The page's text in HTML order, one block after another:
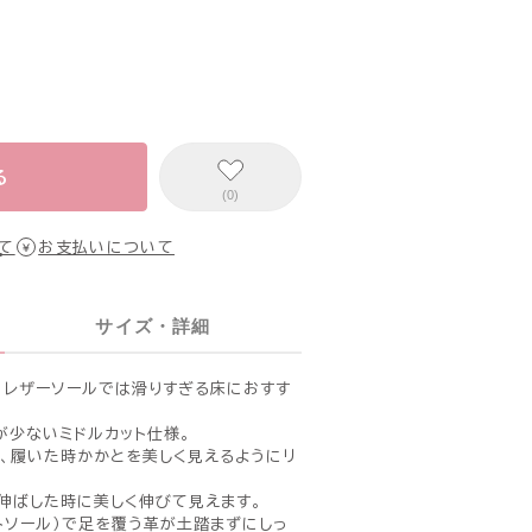
(0)
お支払いについて
サイズ・詳細
ザーソールでは滑りすぎる床におすす
ないミドルカット仕様。
いた時かかとを美しく見えるようにリ
した時に美しく伸びて見えます。
ール）で足を覆う革が土踏まずにしっ